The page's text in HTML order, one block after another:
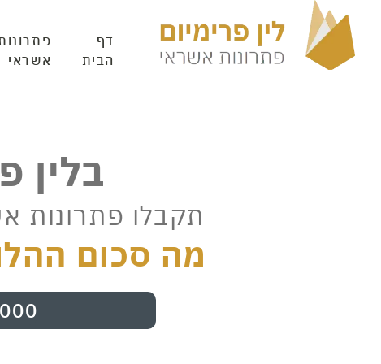
דף
הבית
אשראי
בלין
תקבלו פתרונות
מה סכום